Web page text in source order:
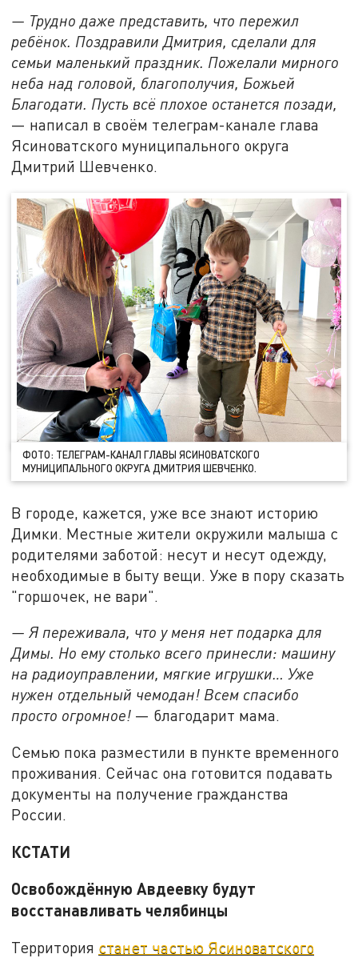
— Трудно даже представить, что пережил
ребёнок. Поздравили Дмитрия, сделали для
семьи маленький праздник. Пожелали мирного
неба над головой, благополучия, Божьей
Благодати. Пусть всё плохое останется позади,
— написал в своём телеграм-канале глава
Ясиноватского муниципального округа
Дмитрий Шевченко.
ФОТО: ТЕЛЕГРАМ-КАНАЛ ГЛАВЫ ЯСИНОВАТСКОГО
МУНИЦИПАЛЬНОГО ОКРУГА ДМИТРИЯ ШЕВЧЕНКО.
В городе, кажется, уже все знают историю
Димки. Местные жители окружили малыша с
родителями заботой: несут и несут одежду,
необходимые в быту вещи. Уже в пору сказать
"горшочек, не вари".
— Я переживала, что у меня нет подарка для
Димы. Но ему столько всего принесли: машину
на радиоуправлении, мягкие игрушки… Уже
нужен отдельный чемодан! Всем спасибо
просто огромное! — благодарит мама.
Семью пока разместили в пункте временного
проживания. Сейчас она готовится подавать
документы на получение гражданства
России.
КСТАТИ
Освобождённую Авдеевку будут
восстанавливать челябинцы
Территория станет частью Ясиноватского